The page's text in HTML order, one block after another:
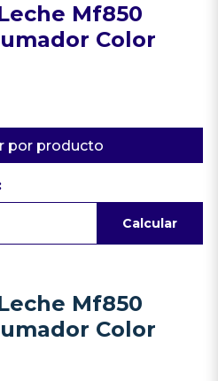
Mf850
Color
por producto
Calcular
Mf850
Color